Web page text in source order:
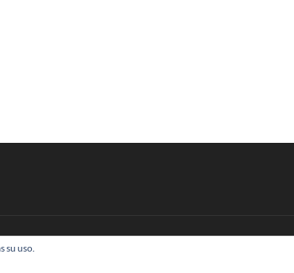
los derechos reservados
su uso.